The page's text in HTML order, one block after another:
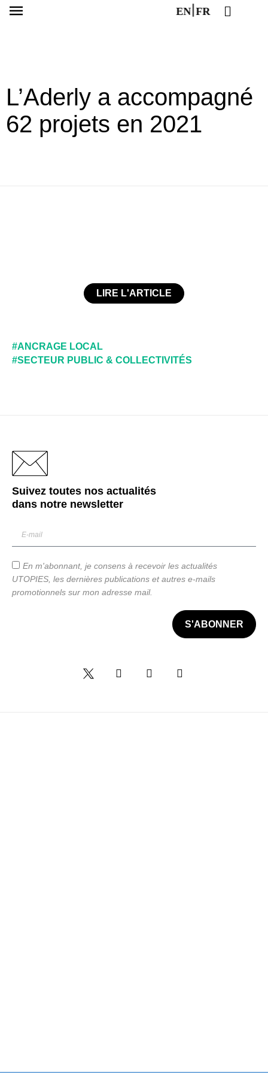
EN FR
L’Aderly a accom­pa­gné
62 projets en 2021
LIRE L'ARTICLE
#ANCRAGE LOCAL
#SECTEUR PUBLIC & COLLECTIVITÉS
Suivez toutes nos actualités
dans notre newsletter
En m'abonnant, je consens à recevoir les actualités
UTOPIES, les dernières publications et autres e-mails
promotionnels sur mon adresse mail.
S'ABONNER